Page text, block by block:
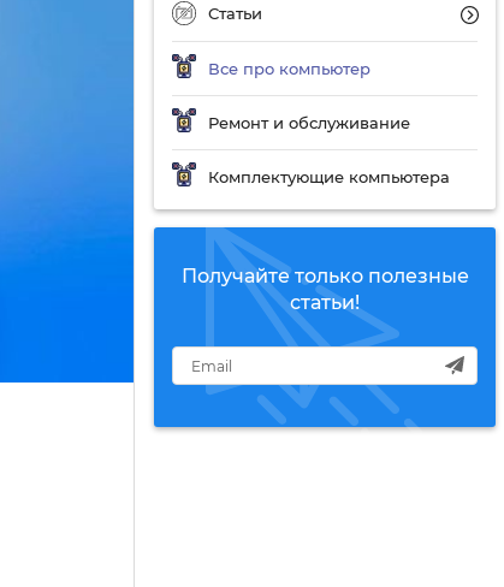
Статьи
Все про компьютер
Ремонт и обслуживание
Комплектующие компьютера
Получайте только полезные
статьи!